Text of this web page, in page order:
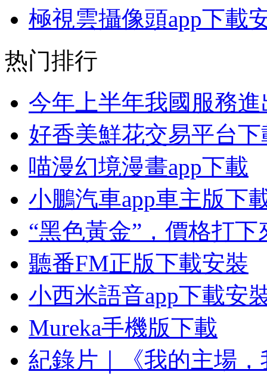
極視雲攝像頭app下載
热门排行
今年上半年我國服務
好香美鮮花交易平台下
喵漫幻境漫畫app下載
小鵬汽車app車主版下
“黑色黃金”，價格打下
聽番FM正版下載安裝
小西米語音app下載安
Mureka手機版下載
紀錄片｜《我的主場